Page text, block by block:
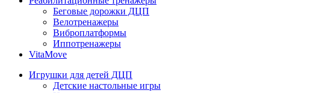
Беговые дорожки ДЦП
Велотренажеры
Виброплатформы
Иппотренажеры
VitaMove
Игрушки для детей ДЦП
Детские настольные игры